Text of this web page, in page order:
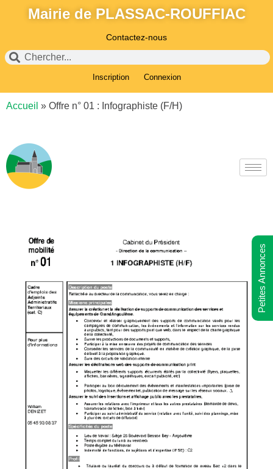
Mairie de PLASSAC-ROUFFIAC
Contactez-nous
Inscription Connexion
Accueil » Offre n° 01 : Infographiste (F/H)
Petites Annonces